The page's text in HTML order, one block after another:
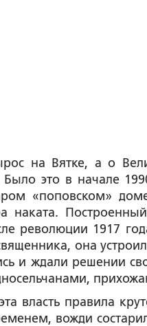
на Вятке, а о
это в начале
«поповском»
революции 1917
она
и ждали решении
власть правила
вожди